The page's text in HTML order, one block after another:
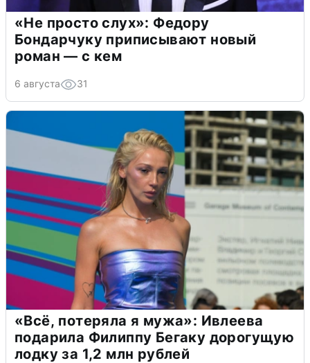
«Не просто слух»: Федору
Бондарчуку приписывают новый
роман — с кем
6 августа 31
«Всё, потеряла я мужа»: Ивлеева
подарила Филиппу Бегаку дорогущую
лодку за 1,2 млн рублей